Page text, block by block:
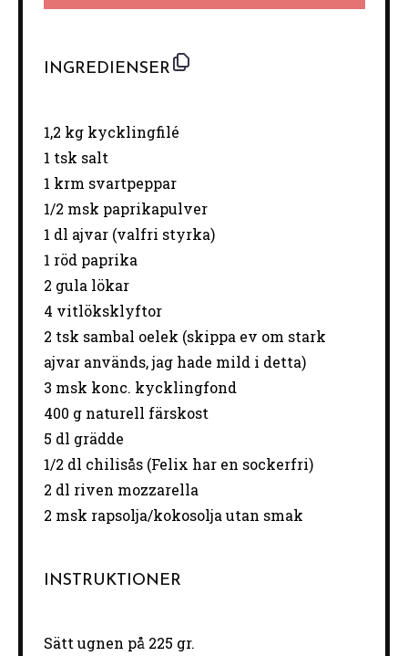
INGREDIENSER
1,2 kg kycklingfilé
1 tsk salt
1 krm svartpeppar
1/2 msk paprikapulver
1 dl ajvar (valfri styrka)
1 röd paprika
2 gula lökar
4 vitlöksklyftor
2 tsk sambal oelek (skippa ev om stark
ajvar används, jag hade mild i detta)
3 msk konc. kycklingfond
400 gnaturell färskost
5 dl grädde
1/2 dl chilisås (Felix har en sockerfri)
2 dl riven mozzarella
2 msk rapsolja/kokosolja utan smak
INSTRUKTIONER
Sätt ugnen på 225 gr.